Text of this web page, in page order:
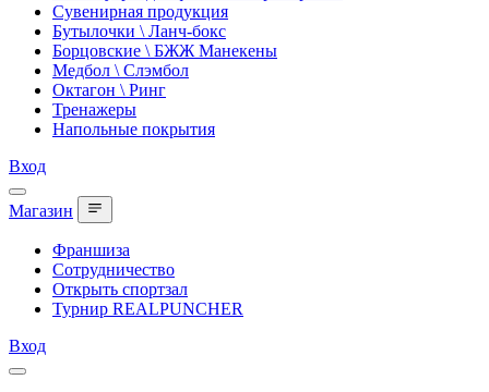
Сувенирная продукция
Бутылочки \ Ланч-бокс
Борцовские \ БЖЖ Манекены
Медбол \ Слэмбол
Октагон \ Ринг
Тренажеры
Напольные покрытия
Вход
Магазин
Франшиза
Сотрудничество
Открыть спортзал
Турнир REALPUNCHER
Вход